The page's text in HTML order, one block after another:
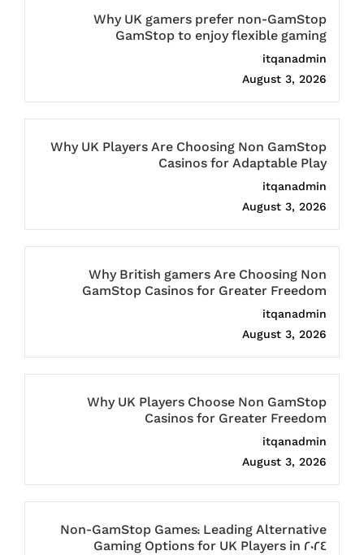
Why UK gamers prefer non-GamStop
GamStop to enjoy flexible gaming
itqanadmin
August 3, 2026
Why UK Players Are Choosing Non GamStop
Casinos for Adaptable Play
itqanadmin
August 3, 2026
Why British gamers Are Choosing Non
GamStop Casinos for Greater Freedom
itqanadmin
August 3, 2026
Why UK Players Choose Non GamStop
Casinos for Greater Freedom
itqanadmin
August 3, 2026
Non-GamStop Games: Leading Alternative
Gaming Options for UK Players in 2024